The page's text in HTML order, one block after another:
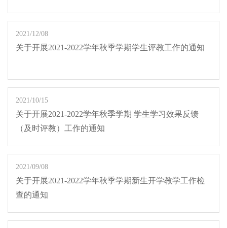
2021/12/08
关于开展2021-2022学年秋季学期学生评教工作的通知
2021/10/15
关于开展2021-2022学年秋季学期 学生学习效果反馈
（及时评教）工作的通知
2021/09/08
关于开展2021-2022学年秋季学期新生开学教学工作检
查的通知